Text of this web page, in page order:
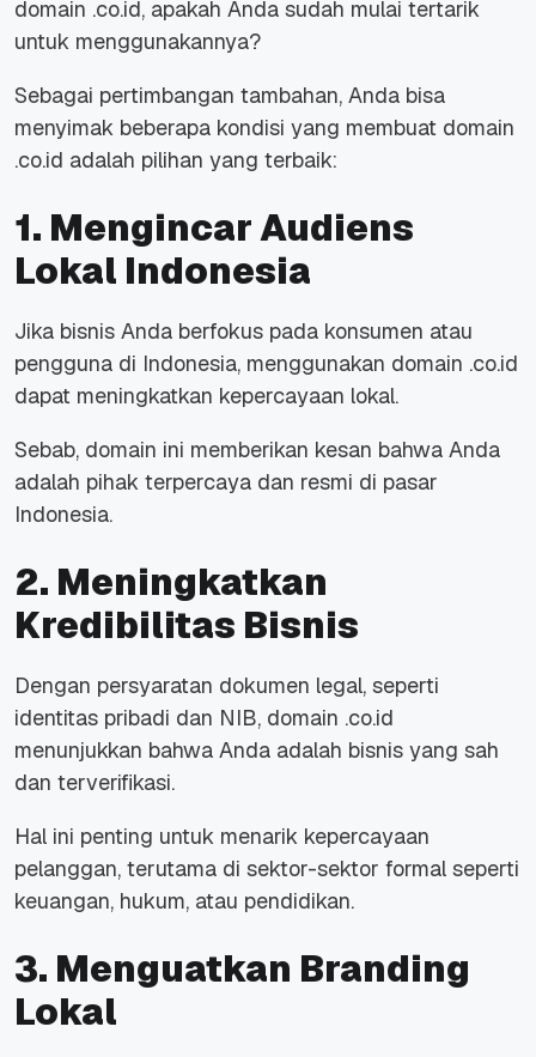
domain .co.id, apakah Anda sudah mulai tertarik
untuk menggunakannya?
Sebagai pertimbangan tambahan, Anda bisa
menyimak beberapa kondisi yang membuat domain
.co.id adalah pilihan yang terbaik:
1. Mengincar Audiens
Lokal Indonesia
Jika bisnis Anda berfokus pada konsumen atau
pengguna di Indonesia, menggunakan domain .co.id
dapat meningkatkan kepercayaan lokal.
Sebab, domain ini memberikan kesan bahwa Anda
adalah pihak terpercaya dan resmi di pasar
Indonesia.
2. Meningkatkan
Kredibilitas Bisnis
Dengan persyaratan dokumen legal, seperti
identitas pribadi dan NIB, domain .co.id
menunjukkan bahwa Anda adalah bisnis yang sah
dan terverifikasi.
Hal ini penting untuk menarik kepercayaan
pelanggan, terutama di sektor-sektor formal seperti
keuangan, hukum, atau pendidikan.
3. Menguatkan Branding
Lokal